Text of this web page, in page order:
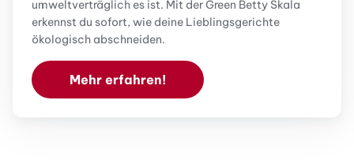
umweltverträglich es ist. Mit der Green Betty Skala
erkennst du sofort, wie deine Lieblingsgerichte
ökologisch abschneiden.
Mehr erfahren!